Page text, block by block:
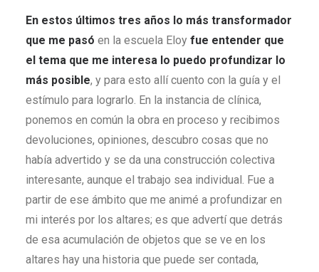
En estos últimos tres años lo más transformador
que me pasó en la escuela Eloy fue entender que
el tema que me interesa lo puedo profundizar lo
más posible, y para esto allí cuento con la guía y el
estímulo para lograrlo. En la instancia de clínica,
ponemos en común la obra en proceso y recibimos
devoluciones, opiniones, descubro cosas que no
había advertido y se da una construcción colectiva
interesante, aunque el trabajo sea individual. Fue a
partir de ese ámbito que me animé a profundizar en
mi interés por los altares; es que advertí que detrás
de esa acumulación de objetos que se ve en los
altares hay una historia que puede ser contada,